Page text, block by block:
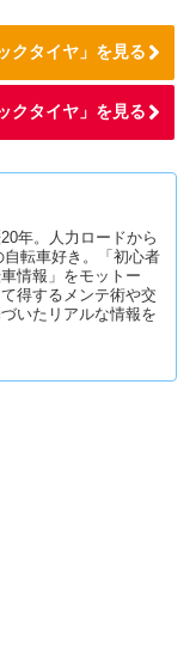
クタイヤ」を見る
クタイヤ」を見る
年。人力ロードから
転車好き。「初心者
情報」をモットー
得するメンテ術や交
いたリアルな情報を